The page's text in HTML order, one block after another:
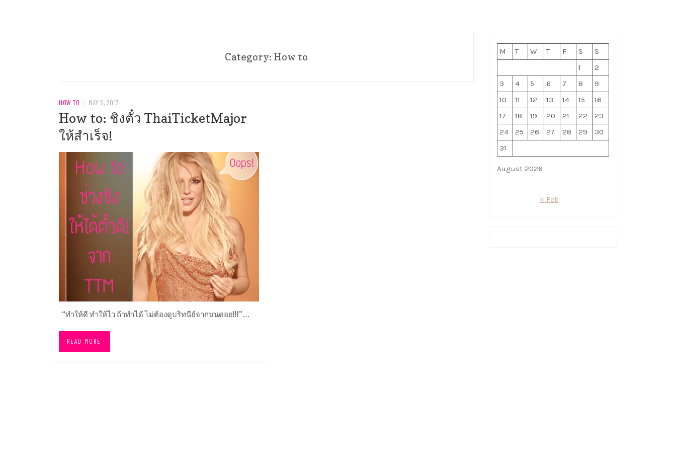
Category: How to
HOW TO / MAY 5, 2017
How to: ชิงตั๋ว ThaiTicketMajor
ให้สำเร็จ!
“ทำให้ดี ทำให้ไว ถ้าทำได้ ไม่ต้องดูบริทนีย์จากบนดอย!!!”…
READ MORE
August 2026
M T W T F S
S
1
2
3
4 5 6 7 8
9
10
11 12 13 14 15
16
17
18 19 20 21 22
23
24
25 26 27 28 29
30
31
« Feb